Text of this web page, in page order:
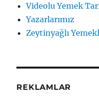
Videolu Yemek
Yazarlarımız
Zeytinyağlı
REKLAMLAR